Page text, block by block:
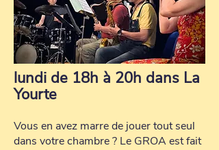
lundi de 18h à 20h dans La
Yourte
Vous en avez marre de jouer tout seul
dans votre chambre ? Le GROA est fait